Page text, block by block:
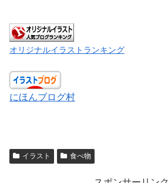
オリジナルイラストランキング
にほんブログ村
イラスト 食べ物